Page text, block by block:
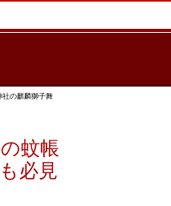
社の麒麟獅子舞
蚊帳
必見